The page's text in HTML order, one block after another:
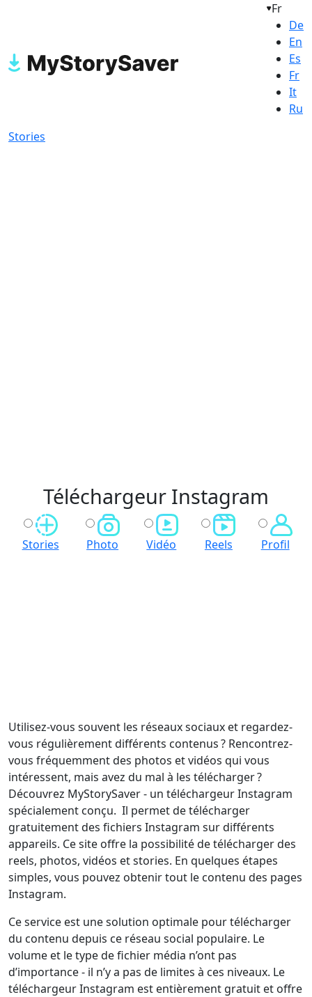
Fr
De
En
Es
Fr
It
Ru
Stories
Téléchargeur Instagram
Stories Photo Vidéo Reels Profil
Utilisez-vous souvent les réseaux sociaux et regardez-
vous régulièrement différents contenus ? Rencontrez-
vous fréquemment des photos et vidéos qui vous
intéressent, mais avez du mal à les télécharger ?
Découvrez MyStorySaver - un téléchargeur Instagram
spécialement conçu. Il permet de télécharger
gratuitement des fichiers Instagram sur différents
appareils. Ce site offre la possibilité de télécharger des
reels, photos, vidéos et stories. En quelques étapes
simples, vous pouvez obtenir tout le contenu des pages
Instagram.
Ce service est une solution optimale pour télécharger
du contenu depuis ce réseau social populaire. Le
volume et le type de fichier média n’ont pas
d’importance - il n’y a pas de limites à ces niveaux. Le
téléchargeur Instagram est entièrement gratuit et offre